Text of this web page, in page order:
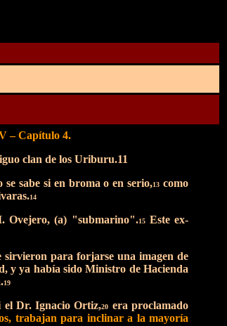
– Capítulo 4.
clan de los Uriburu.11
sabe si en broma o en serio,13 como
14
Ovejero, (a) "submarino".15Este ex-
sirvieron para forjarse una imagen de
y ya había sido Ministro de Hacienda
19
el Dr. Ignacio Ortiz,20 era proclamado
trabajan para inclinar a la mayoría